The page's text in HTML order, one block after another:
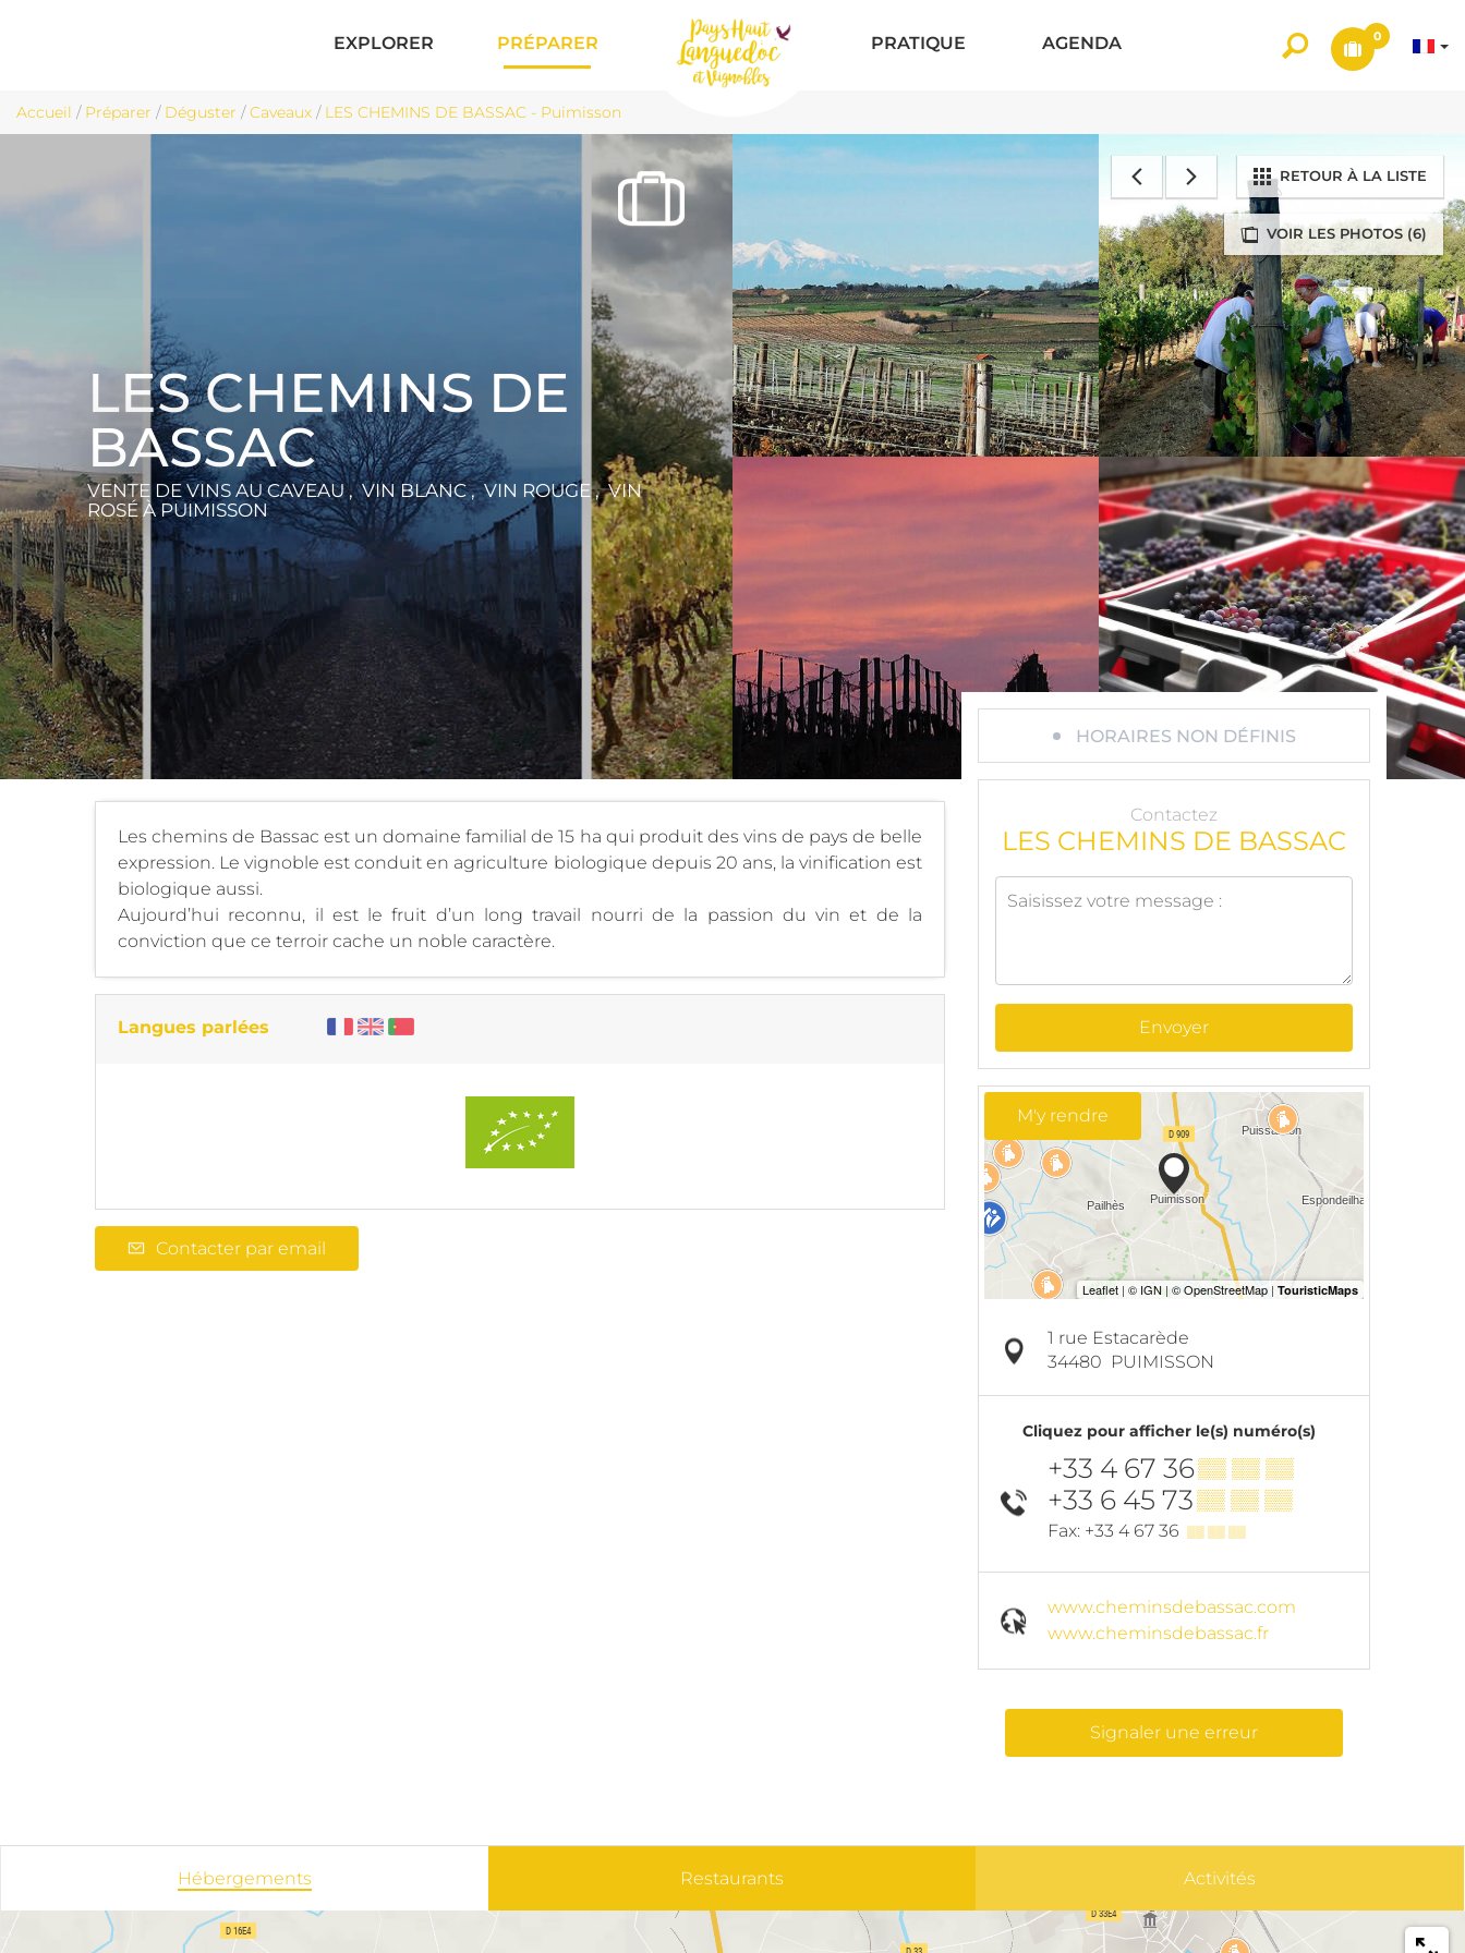
EXPLORER PRÉPARER PRATIQUE AGENDA 0
Accueil / Préparer / Déguster /Caveaux / LES CHEMINS DE BASSAC - Puimisson
VOIR LES PHOTOS (6)
RETOUR À LA LISTE
LES CHEMINS DE
BASSAC
VENTE DE VINS AU CAVEAU , VIN BLANC , VIN ROUGE , VIN
ROSÉÀ PUIMISSON
Les chemins de Bassac est un domaine familial de 15 ha qui produit des vins de pays de belle
expression. Le vignoble est conduit en agriculture biologique depuis 20 ans, la vinification est
biologique aussi.
Aujourd’hui reconnu, il est le fruit d’un long travail nourri de la passion du vin et de la
conviction que ce terroir cache un noble caractère.
Langues parlées
Contacter par email
HORAIRES NON DÉFINIS
Contactez
LES CHEMINS DE BASSAC
Envoyer
M'y rendre
1 rue Estacarède
34480 PUIMISSON
Cliquez pour afficher le(s) numéro(s)
+33 4 67 36▒▒ ▒▒ ▒▒
+33 6 45 73▒▒ ▒▒ ▒▒
Fax: +33 4 67 36 ▒▒ ▒▒ ▒▒
www.cheminsdebassac.com
www.cheminsdebassac.fr
Signaler une erreur
Hébergements Restaurants Activités